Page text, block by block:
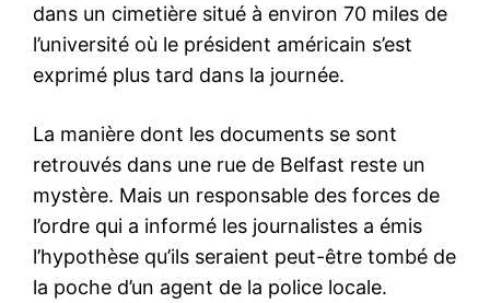
dans un cimetière situé à environ 70 miles de
l’université où le président américain s’est
exprimé plus tard dans la journée.
La manière dont les documents se sont
retrouvés dans une rue de Belfast reste un
mystère. Mais un responsable des forces de
l’ordre qui a informé les journalistes a émis
l’hypothèse qu’ils seraient peut-être tombé de
la poche d’un agent de la police locale.